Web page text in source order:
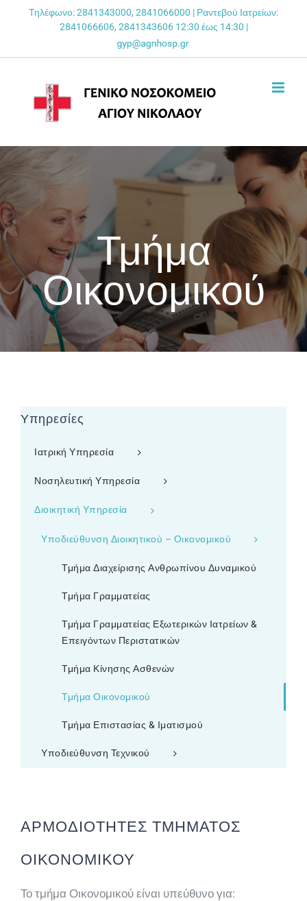
Τηλέφωνο: 2841343000, 2841066000 | Ραντεβού Ιατρείων:
2841066606, 2841343606 12:30 έως 14:30 |
Τμήμα
Οικονομικού
Υπηρεσίες
Ιατρική Υπηρεσία
Νοσηλευτική Υπηρεσία
Διοικητική Υπηρεσία
Υποδιεύθυνση Διοικητικού – Οικονομικού
Τμήμα Διαχείρισης Ανθρωπίνου Δυναμικού
Τμήμα Γραμματείας
Τμήμα Γραμματείας Εξωτερικών Ιατρείων &
Επειγόντων Περιστατικών
Τμήμα Κίνησης Ασθενών
Τμήμα Οικονομικού
Τμήμα Επιστασίας & Ιματισμού
Υποδιεύθυνση Τεχνικού
ΑΡΜΟΔΙΟΤΗΤΕΣ ΤΜΗΜΑΤΟΣ
ΟΙΚΟΝΟΜΙΚΟΥ
Το τμήμα Οικονομικού είναι υπεύθυνο για: